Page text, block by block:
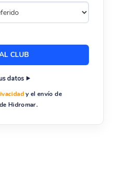
datos
y el envío de
Hidromar.